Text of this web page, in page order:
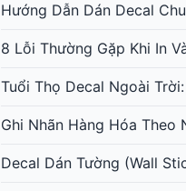
Hướng Dẫn Dán Decal
8 Lỗi Thường Gặp Khi In
Tuổi Thọ Decal Ngoài
Ghi Nhãn Hàng Hóa
Decal Dán Tường (Wall